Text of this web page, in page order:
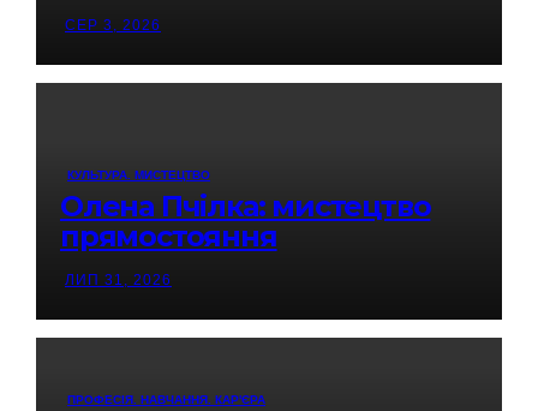
СЕР 3, 2026
КУЛЬТУРА. МИСТЕЦТВО
Олена Пчілка: мистецтво
прямостояння
ЛИП 31, 2026
ПРОФЕСІЯ. НАВЧАННЯ. КАР'ЄРА